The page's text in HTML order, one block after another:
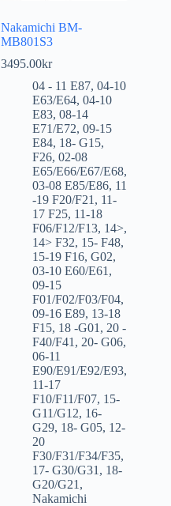
Nakamichi BM-
MB801S3
3495.00kr
04 - 11 E87,04-10
E63/E64,04-10
E83,08-14
E71/E72,09-15
E84, 18- G15,
F26,02-08
E65/E66/E67/E68,
03-08 E85/E86, 11
-19 F20/F21 , 11-
17 F25, 11-18
F06/F12/F13, 14>,
14> F32, 15- F48,
15-19 F16,G02,
03-10 E60/E61 ,
09-15
F01/F02/F03/F04,
09-16 E89, 13-18
F15, 18 -G01 , 20 -
F40/F41 , 20- G06,
06-11
E90/E91/E92/E93,
11-17
F10/F11/F07, 15-
G11/G12, 16-
G29, 18- G05, 12-
20
F30/F31/F34/F35,
17- G30/G31 , 18-
G20/G21 ,
Nakamichi